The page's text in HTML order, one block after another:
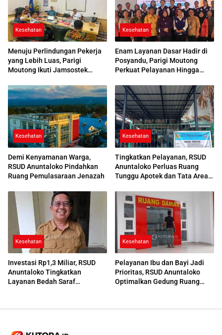
Kesehatan
Menuju Perlindungan Pekerja
yang Lebih Luas, Parigi
Moutong Ikuti Jamsostek
Kesehatan
Enam Layanan Dasar Hadir di
Posyandu, Parigi Moutong
Perkuat Pelayanan Hingga
Kesehatan
Demi Kenyamanan Warga,
RSUD Anuntaloko Pindahkan
Ruang Pemulasaraan Jenazah
Kesehatan
Tingkatkan Pelayanan, RSUD
Anuntaloko Perluas Ruang
Tunggu Apotek dan Tata Area
Kesehatan
Investasi Rp1,3 Miliar, RSUD
Anuntaloko Tingkatkan
Layanan Bedah Saraf
Kesehatan
Pelayanan Ibu dan Bayi Jadi
Prioritas, RSUD Anuntaloko
Optimalkan Gedung Ruang